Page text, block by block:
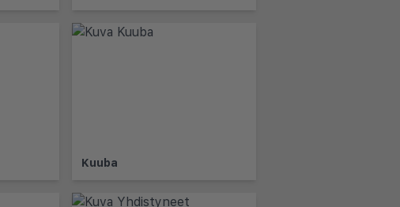
Kuuba